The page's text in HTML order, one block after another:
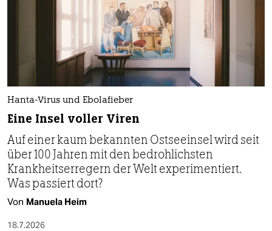
Hanta-Virus und Ebolafieber
Eine Insel voller Viren
Auf einer kaum bekannten Ostseeinsel wird seit
über 100 Jahren mit den bedrohlichsten
Krankheitserregern der Welt experimentiert.
Was passiert dort?
Von Manuela Heim
18.7.2026